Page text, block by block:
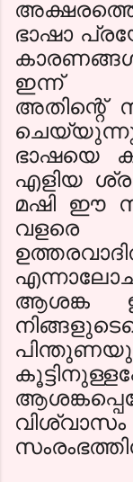
ഭാഷാ
ഇന്ന്
അതിന്റെ്
ഭാഷയെ
എളിയ
മഷി ഈ
ആശങ്ക